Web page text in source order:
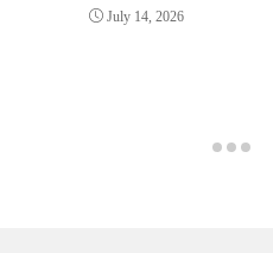
July 14, 2026